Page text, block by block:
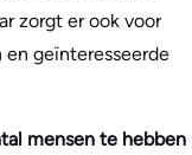
zorgt er ook voor
geïnteresseerde
mensen te hebben